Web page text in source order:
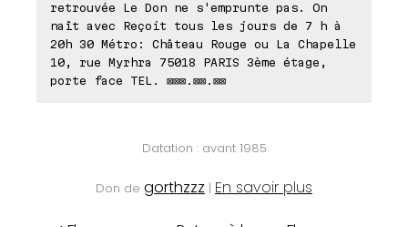
retrouvée Le Don ne s'emprunte pas. On
naît avec Reçoit tous les jours de 7 h à
20h 30 Métro: Château Rouge ou La Chapelle
10, rue Myrhra 75018 PARIS 3ème étage,
porte face TEL. ⊠⊠⊠.⊠⊠.⊠⊠
Datation : avant 1985
Don de gorthzzz | En savoir plus